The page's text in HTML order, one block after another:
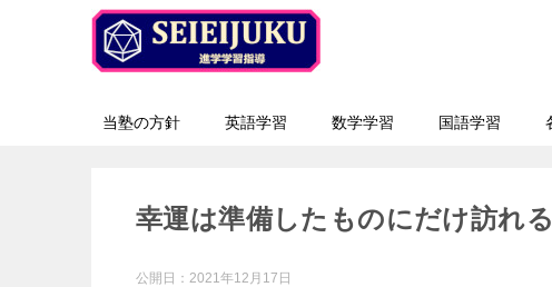
当塾の方針 英語学習 数学学習 国語学習
幸運は準備したものにだけ訪れ
公開日： 2021年12月17日